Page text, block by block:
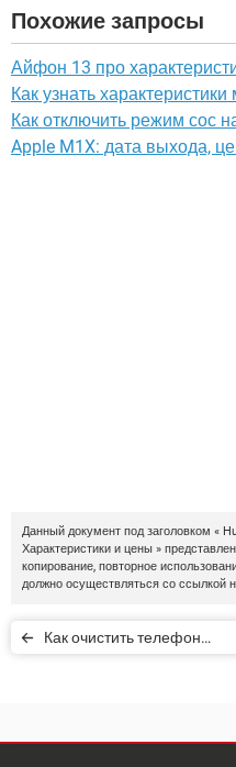
Похожие запросы
Айфон 13 про
Как узнать
Как отключить режим сос
Apple M1X: дата выхода,
Данный документ под заголовком «
Характеристики и цены »
копирование, повторное
должно осуществляться со ссылкой
Как очистить телефон